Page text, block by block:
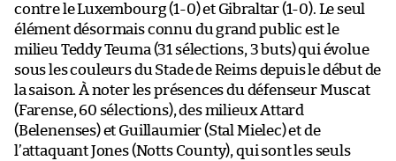
contre le Luxembourg (1-0) et Gibraltar (1-0). Le seul
élément désormais connu du grand public est le
milieu Teddy Teuma (31 sélections, 3 buts) qui évolue
sous les couleurs du Stade de Reims depuis le début de
la saison. À noter les présences du défenseur Muscat
(Farense, 60 sélections), des milieux Attard
(Belenenses) et Guillaumier (Stal Mielec) et de
l’attaquant Jones (Notts County), qui sont les seuls